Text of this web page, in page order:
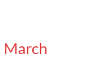
March